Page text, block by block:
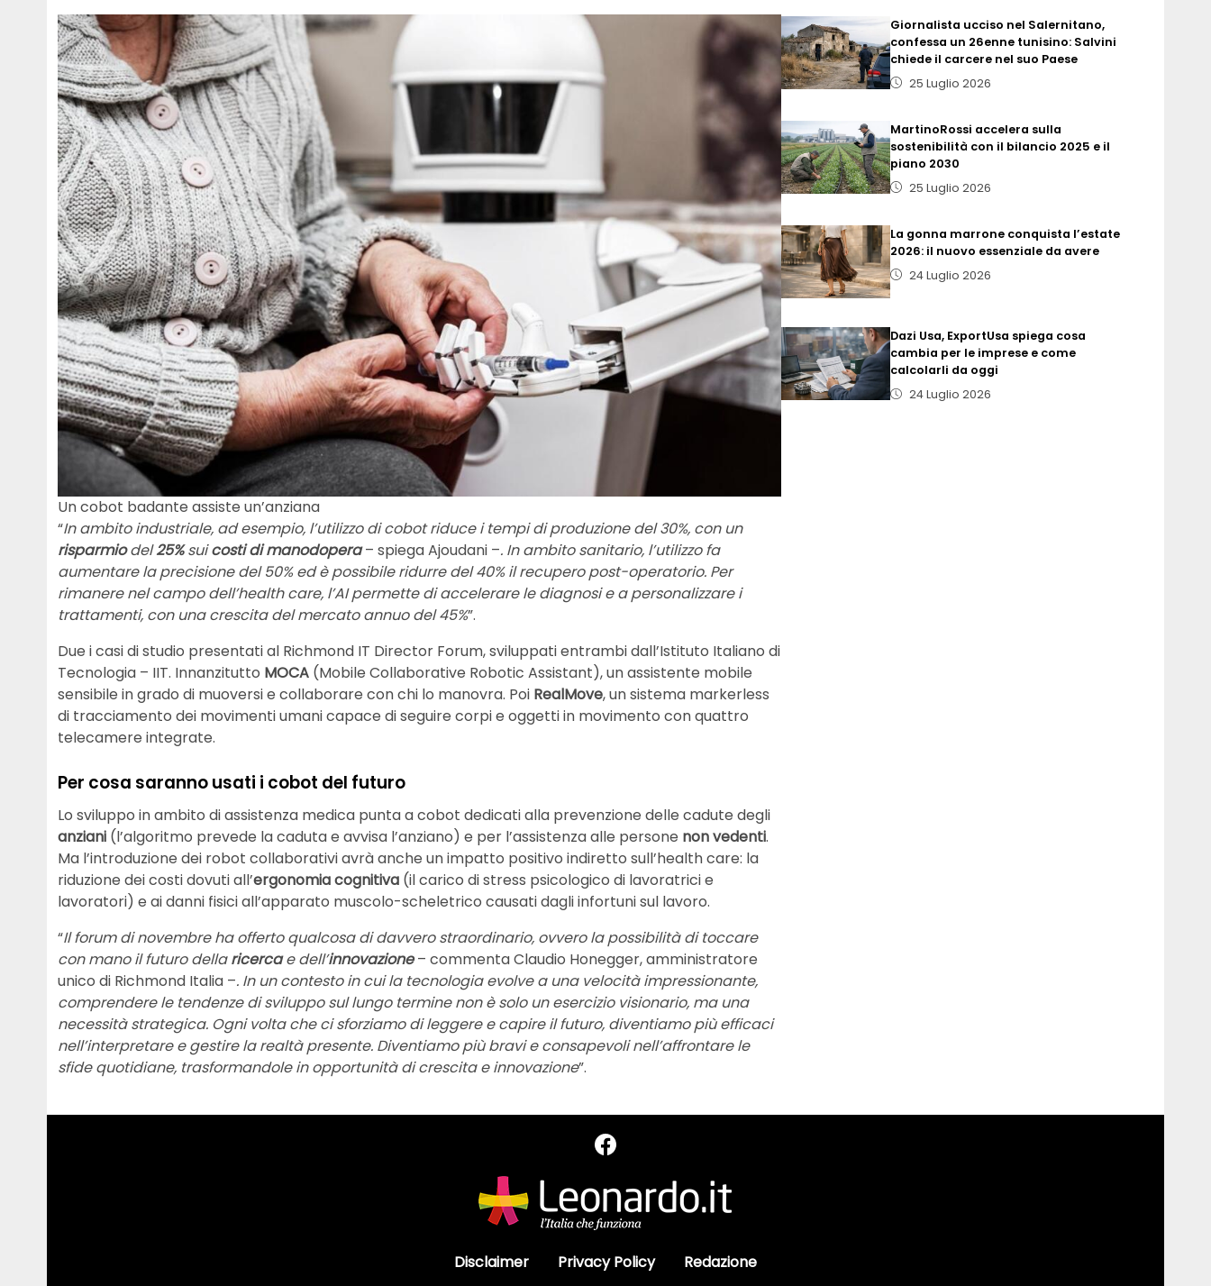
Un cobot badante assiste un’anziana
“In ambito industriale, ad esempio, l’utilizzo di cobot riduce i tempi di produzione del 30%, con un
risparmiodel25%suicosti di manodopera– spiega Ajoudani –. In ambito sanitario, l’utilizzo fa
aumentare la precisione del 50% ed è possibile ridurre del 40% il recupero post-operatorio. Per
rimanere nel campo dell’health care, l’AI permette di accelerare le diagnosi e a personalizzare i
trattamenti, con una crescita del mercato annuo del 45%”.
Due i casi di studio presentati al Richmond IT Director Forum, sviluppati entrambi dall’Istituto Italiano di
Tecnologia – IIT. Innanzitutto MOCA (Mobile Collaborative Robotic Assistant), un assistente mobile
sensibile in grado di muoversi e collaborare con chi lo manovra. Poi RealMove, un sistema markerless
di tracciamento dei movimenti umani capace di seguire corpi e oggetti in movimento con quattro
telecamere integrate.
Per cosa saranno usati i cobot del futuro
Lo sviluppo in ambito di assistenza medica punta a cobot dedicati alla prevenzione delle cadute degli
anziani (l’algoritmo prevede la caduta e avvisa l’anziano) e per l’assistenza alle persone non vedenti.
Ma l’introduzione dei robot collaborativi avrà anche un impatto positivo indiretto sull’health care: la
riduzione dei costi dovuti all’ergonomia cognitiva (il carico di stress psicologico di lavoratrici e
lavoratori) e ai danni fisici all’apparato muscolo-scheletrico causati dagli infortuni sul lavoro.
“Il forum di novembre ha offerto qualcosa di davvero straordinario, ovvero la possibilità di toccare
con mano il futuro dellaricercae dell’innovazione– commenta Claudio Honegger, amministratore
unico di Richmond Italia –. In un contesto in cui la tecnologia evolve a una velocità impressionante,
comprendere le tendenze di sviluppo sul lungo termine non è solo un esercizio visionario, ma una
necessità strategica. Ogni volta che ci sforziamo di leggere e capire il futuro, diventiamo più efficaci
nell’interpretare e gestire la realtà presente. Diventiamo più bravi e consapevoli nell’affrontare le
sfide quotidiane, trasformandole in opportunità di crescita e innovazione”.
Giornalista ucciso nel Salernitano,
confessa un 26enne tunisino: Salvini
chiede il carcere nel suo Paese
25 Luglio 2026
MartinoRossi accelera sulla
sostenibilità con il bilancio 2025 e il
piano 2030
25 Luglio 2026
La gonna marrone conquista l’estate
2026: il nuovo essenziale da avere
24 Luglio 2026
Dazi Usa, ExportUsa spiega cosa
cambia per le imprese e come
calcolarli da oggi
24 Luglio 2026
Disclaimer Privacy Policy Redazione